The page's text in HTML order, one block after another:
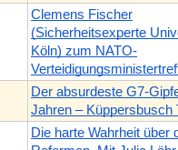
Clemens Fischer
(Sicherheitsexperte
Köln) zum NATO-
Der absurdeste G7-
Jahren – Küppersbusch
Die harte Wahrheit über